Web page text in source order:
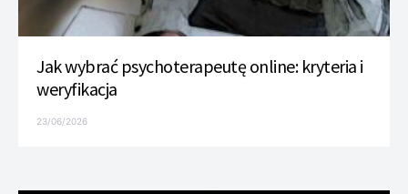
Jak wybrać psychoterapeutę online: kryteria i
weryfikacja
23/06/2026